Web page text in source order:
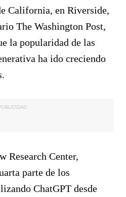
California, en Riverside,
The Washington Post,
la popularidad de las
ha ido creciendo
Research Center,
parte de los
ChatGPT desde